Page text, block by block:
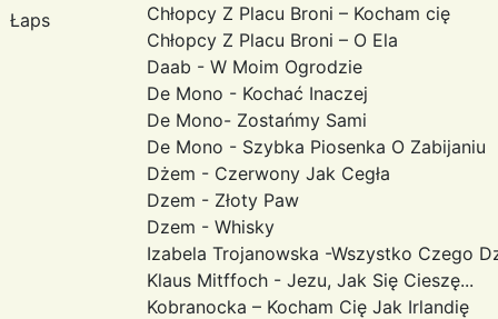
Łaps
Chłopcy Z Placu Broni – Kocham cię
Chłopcy Z Placu Broni – O Ela
Daab - W Moim Ogrodzie
De Mono - Kochać Inaczej
De Mono- Zostańmy Sami
De Mono - Szybka Piosenka O Zabijaniu
Dżem - Czerwony Jak Cegła
Dzem - Złoty Paw
Dzem - Whisky
Izabela Trojanowska -Wszystko Czego
Klaus Mitffoch - Jezu, Jak Się Cieszę...
Kobranocka – Kocham Cię Jak Irlandię